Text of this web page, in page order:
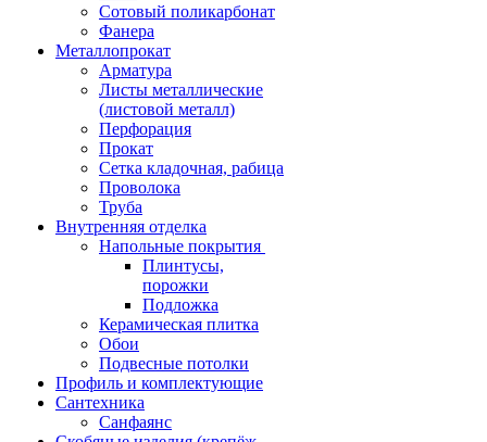
Сотовый поликарбонат
Фанера
Металлопрокат
Арматура
Листы металлические
(листовой металл)
Перфорация
Прокат
Сетка кладочная, рабица
Проволока
Труба
Внутренняя отделка
Напольные покрытия
Плинтусы,
порожки
Подложка
Керамическая плитка
Обои
Подвесные потолки
Профиль и комплектующие
Сантехника
Санфаянс